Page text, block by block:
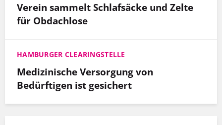
Verein sammelt Schlafsäcke und Zelte
für Obdachlose
HAMBURGER CLEARINGSTELLE
Medizinische Versorgung von
Bedürftigen ist gesichert